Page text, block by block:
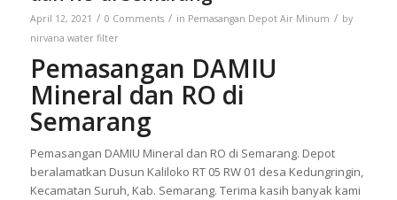
April 12, 2021 / 0 Comments / in Pemasangan Depot Air Minum / by
nirvana water filter
Pemasangan DAMIU
Mineral dan RO di
Semarang
Pemasangan DAMIU Mineral dan RO di Semarang. Depot
beralamatkan Dusun Kaliloko RT 05 RW 01 desa Kedungringin,
Kecamatan Suruh, Kab. Semarang. Terima kasih banyak kami